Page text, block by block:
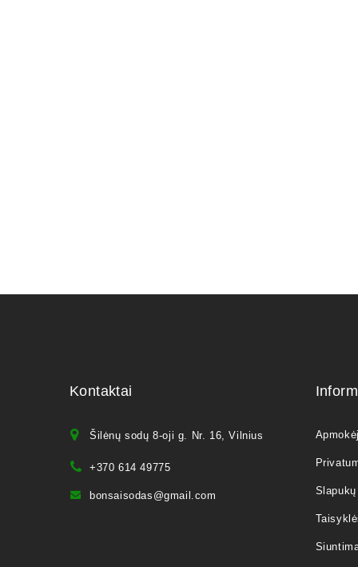
Kontaktai
Šilėnų sodų 8-oji g. Nr. 16, Vilnius
+370 614 49775
bonsaisodas@gmail.com